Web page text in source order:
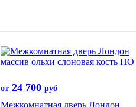
от 24 700 руб
Межкомнатная дверь Лондон